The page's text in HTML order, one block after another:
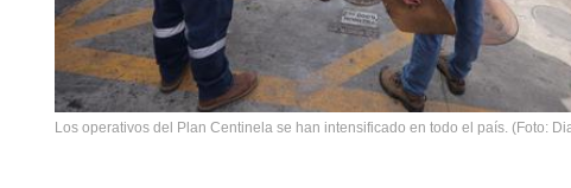
Los operativos del Plan Centinela se han intensificado en todo el país. (Foto: